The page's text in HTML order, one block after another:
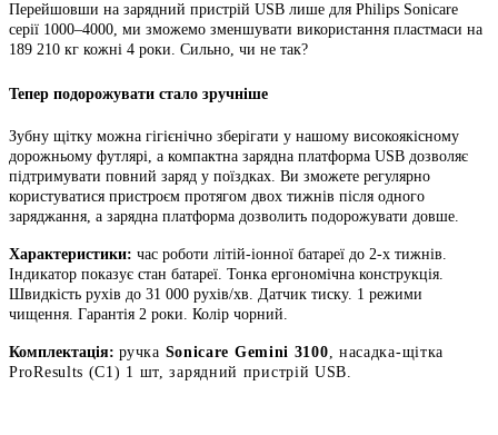
Перейшовши на зарядний пристрій USB лише для Philips Sonicare
серії 1000–4000, ми зможемо зменшувати використання пластмаси на
189 210 кг кожні 4 роки. Сильно, чи не так?
Тепер подорожувати стало зручніше
Зубну щітку можна гігієнічно зберігати у нашому високоякісному
дорожньому футлярі, а компактна зарядна платформа USB дозволяє
підтримувати повний заряд у поїздках. Ви зможете регулярно
користуватися пристроєм протягом двох тижнів після одного
заряджання, а зарядна платформа дозволить подорожувати довше.
Характеристики: час роботи літій-іонної батареї до 2-х тижнів.
Індикатор показує стан батареї. Тонка ергономічна конструкція.
Швидкість рухів до 31 000 рухів/хв. Датчик тиску. 1 режими
чищення. Гарантія 2 роки. Колір чорний.
Комплектація: ручка Sonicare Gemini 3100 , насадка-щітка
ProResults (C1) 1 шт,зарядний пристрій USB.